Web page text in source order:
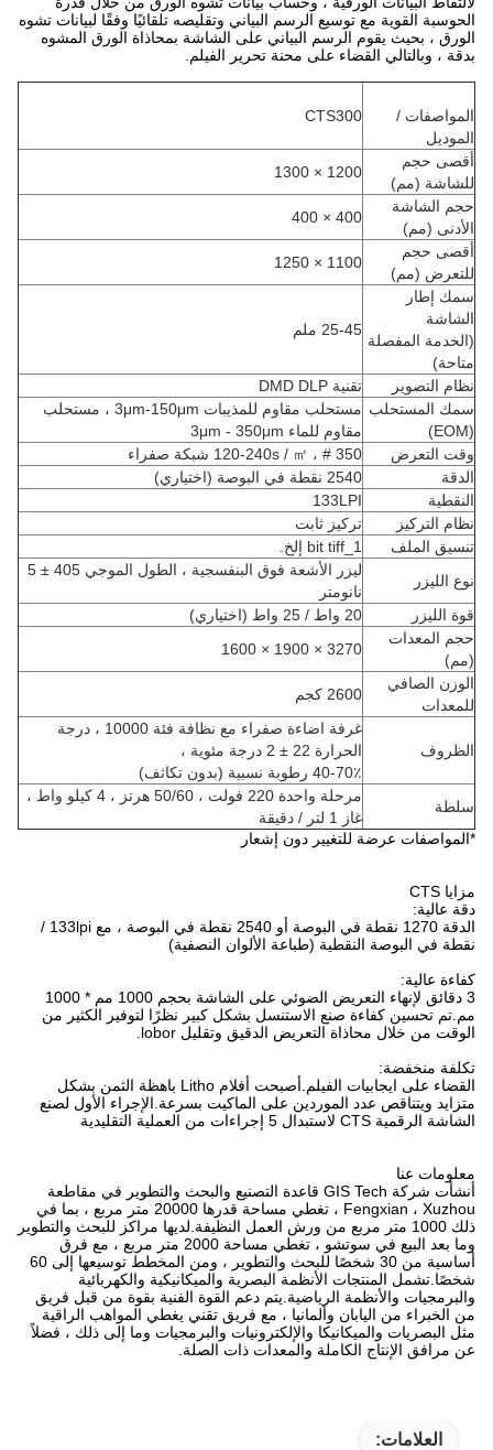
الحوسبة القوية مع توسيع الرسم البياني وتقليصه تلقائيًا وفقًا لبيانات تشوه
الورق ، بحيث يقوم الرسم البياني على الشاشة بمحاذاة الورق المشوه
بدقة ، وبالتالي القضاء على محنة تحرير الفيلم.
المواصفات /
الموديل
CTS300
أقصى حجم
للشاشة (مم)
1200 × 1300
حجم الشاشة
الأدنى (مم)
400 × 400
أقصى حجم
للتعرض (مم)
1100 × 1250
سمك إطار
الشاشة
(الخدمة المفصلة
متاحة)
25-45 ملم
نظام التصوير
تقنية DMD DLP
سمك المستحلب
(EOM)
مستحلب مقاوم للمذيبات 3μm-150μm ، مستحلب
مقاوم للماء 3μm - 350μm
وقت التعرض
120-240s / ㎡ ، # 350 شبكة صفراء
الدقة
2540 نقطة في البوصة (اختياري)
النقطية
133LPI
نظام التركيز
تركيز ثابت
تنسيق الملف
1_bit tiff إلخ.
نوع الليزر
ليزر الأشعة فوق البنفسجية ، الطول الموجي 405 ± 5
نانومتر
قوة الليزر
20 واط / 25 واط (اختياري)
حجم المعدات
(مم)
3270 × 1900 × 1600
الوزن الصافي
للمعدات
2600 كجم
الظروف
غرفة اضاءة صفراء مع نظافة فئة 10000 ، درجة
الحرارة 22 ± 2 درجة مئوية ،
40-70٪ رطوبة نسبية (بدون تكاثف)
سلطة
مرحلة واحدة 220 فولت ، 50/60 هرتز ، 4 كيلو واط ،
غاز 1 لتر / دقيقة
*المواصفات عرضة للتغيير دون إشعار
مزايا CTS
دقة عالية:
الدقة 1270 نقطة في البوصة أو 2540 نقطة في البوصة ، مع 133lpi /
نقطة في البوصة النقطية (طباعة الألوان النصفية)
كفاءة عالية:
3 دقائق لإنهاء التعريض الضوئي على الشاشة بحجم 1000 مم * 1000
مم.تم تحسين كفاءة صنع الاستنسل بشكل كبير نظرًا لتوفير الكثير من
الوقت من خلال محاذاة التعريض الدقيق وتقليل lobor.
تكلفة منخفضة:
القضاء على ايجابيات الفيلم.أصبحت أفلام Litho باهظة الثمن بشكل
متزايد ويتناقص عدد الموردين على الماكيت بسرعة.الإجراء الأول لصنع
الشاشة الرقمية CTS لاستبدال 5 إجراءات من العملية التقليدية
معلومات عنا
أنشأت شركة GIS Tech قاعدة التصنيع والبحث والتطوير في مقاطعة
Fengxian ، Xuzhou ، تغطي مساحة قدرها 20000 متر مربع ، بما في
ذلك 1000 متر مربع من ورش العمل النظيفة.لديها مراكز للبحث والتطوير
وما بعد البيع في سوتشو ، تغطي مساحة 2000 متر مربع ، مع فرق
أساسية من 30 شخصًا للبحث والتطوير ، ومن المخطط توسيعها إلى 60
شخصًا.تشمل المنتجات الأنظمة البصرية والميكانيكية والكهربائية
والبرمجيات والأنظمة الرياضية.يتم دعم القوة الفنية بقوة من قبل فريق
من الخبراء من اليابان وألمانيا ، مع فريق تقني يغطي المواهب الراقية
مثل البصريات والميكانيكا والإلكترونيات والبرمجيات وما إلى ذلك ، فضلاً
عن مرافق الإنتاج الكاملة والمعدات ذات الصلة.
العلامات: